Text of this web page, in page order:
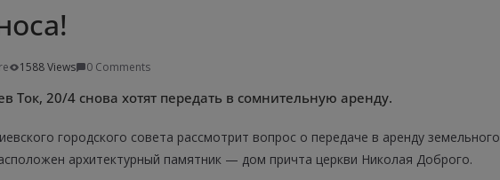
1588 Views 0 Comments
Ток, 20/4 снова хотят передать в сомнительную аренду.
городского совета рассмотрит вопрос о передаче в аренду земельного
архитектурный памятник — дом причта церкви Николая Доброго.